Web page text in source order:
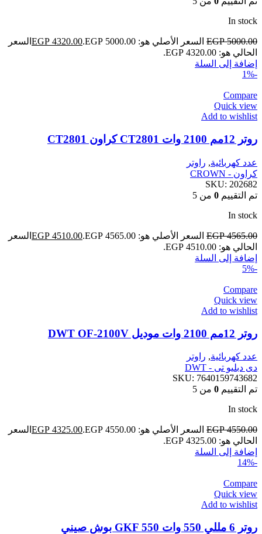
In stock
EGP5000.00 السعر الأصلي هو: EGP 5000.00. EGP 4320.00
السعر
الحالي هو: EGP 4320.00.
إضافة إلى السلة
-1%
Compare
Quick view
Add to wishlist
روتر 12مم 2100 وات CT2801 كراون CT2801
عدد كهربائية, راوتر
كراون - CROWN
SKU: 202682
تم التقييم 0 من 5
In stock
EGP4565.00 السعر الأصلي هو: EGP 4565.00. EGP 4510.00
السعر
الحالي هو: EGP 4510.00.
إضافة إلى السلة
-5%
Compare
Quick view
Add to wishlist
روتر 12مم 2100 وات موديل DWT OF-2100V
عدد كهربائية, راوتر
دى دبليو تى - DWT
SKU: 7640159743682
تم التقييم 0 من 5
In stock
EGP4550.00 السعر الأصلي هو: EGP 4550.00. EGP 4325.00
السعر
الحالي هو: EGP 4325.00.
إضافة إلى السلة
-14%
Compare
Quick view
Add to wishlist
روتر 6 مللي 550 وات GKF 550 بوش صيني